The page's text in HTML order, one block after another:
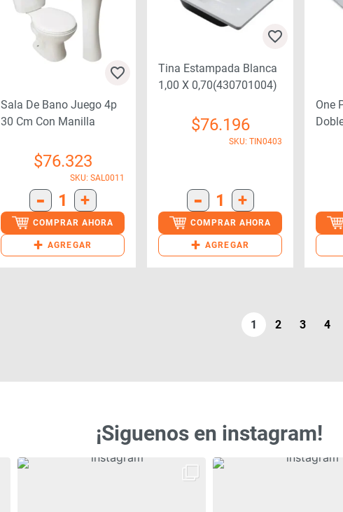
Sala De Bano Juego 4p
30 Cm Con Manilla
$76.323
SKU: SAL0011
- 1 +
COMPRAR AHORA
+ AGREGAR
Tina Estampada Blanca
1,00 X 0,70(430701004)
$76.196
SKU: TIN0403
- 1 +
COMPRAR AHORA
+ AGREGAR
One
1 2 3 4
¡Siguenos en instagram!